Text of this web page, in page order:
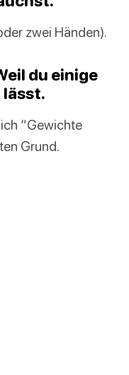
zwei Händen).
du einige
lässt.
“Gewichte
Grund.